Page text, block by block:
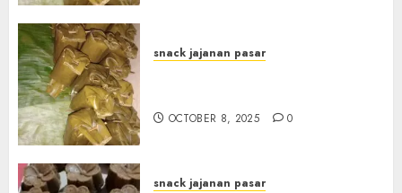
snack jajanan pasar
OCTOBER 8, 2025 0
snack jajanan pasar